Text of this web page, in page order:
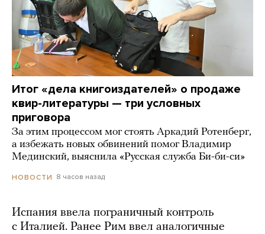
Итог «дела книгоиздателей» о продаже
квир-литературы — три условных
приговора
За этим процессом мог стоять Аркадий Ротенберг,
а избежать новых обвинений помог Владимир
Мединский, выяснила «Русская служба Би-би-си»
НОВОСТИ 8 часов назад
Испания ввела пограничный контроль
с Италией. Ранее Рим ввел аналогичные